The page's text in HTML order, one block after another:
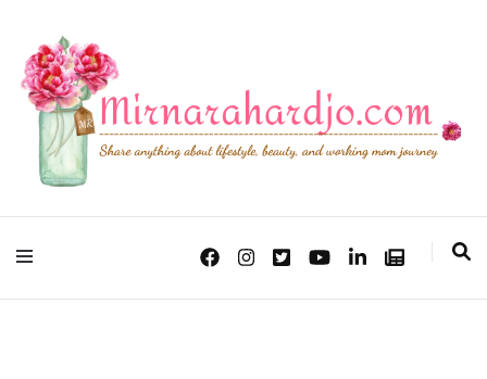
Mirna Rahardjo
Lifestyle, Beauty & Working Mom Journey